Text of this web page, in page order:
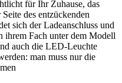
für Ihr Zuhause, das
des entzückenden
sich der Ladeanschluss und
ihrem Fach unter dem Modell
auch die LED-Leuchte
man muss nur die